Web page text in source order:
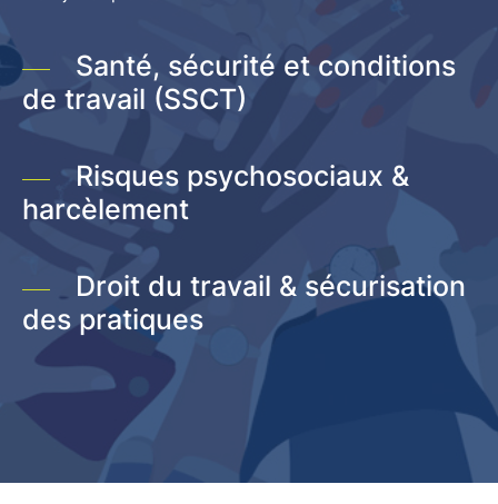
Santé, sécurité et conditions
de travail (SSCT)
Risques psychosociaux &
harcèlement
Droit du travail & sécurisation
des pratiques